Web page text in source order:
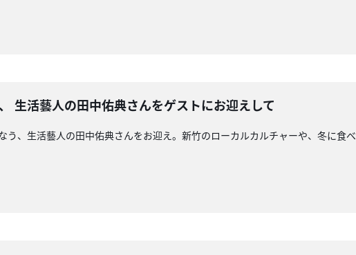
活藝人の田中佑典さんをゲストにお迎えして
、生活藝人の田中佑典さんをお迎え。新竹のローカルカルチャーや、冬に食